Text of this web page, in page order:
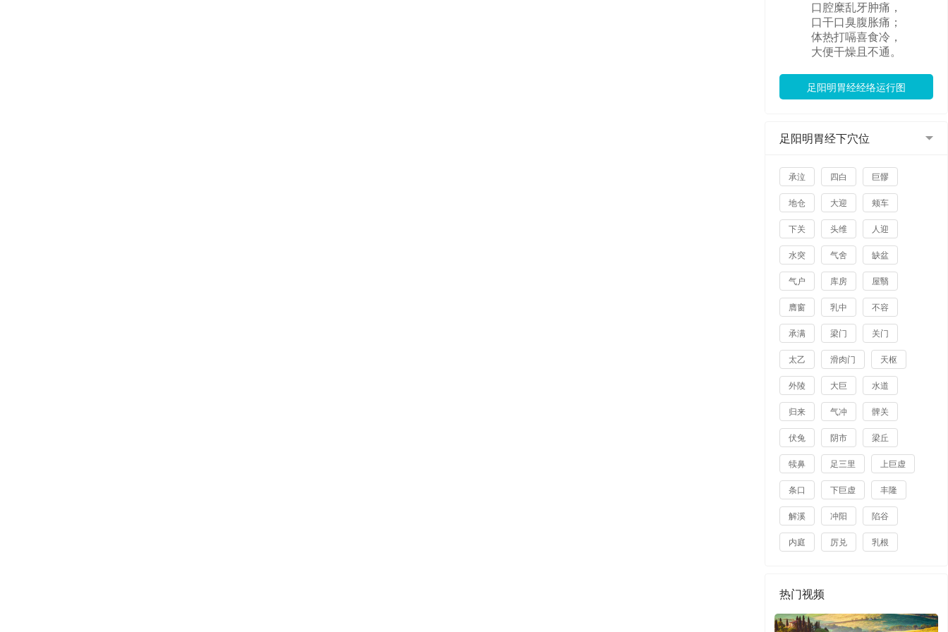
口腔糜乱牙肿痛，
口干口臭腹胀痛；
体热打嗝喜食冷，
大便干燥且不通。
足阳明胃经下穴位
承泣 四白 巨髎
地仓 大迎 颊车
下关 头维 人迎
水突 气舍 缺盆
气户 库房 屋翳
膺窗 乳中 不容
承满 梁门 关门
太乙 滑肉门 天枢
外陵 大巨 水道
归来 气冲 髀关
伏兔 阴市 梁丘
犊鼻 足三里 上巨虚
条口 下巨虚 丰隆
解溪 冲阳 陷谷
内庭 厉兑 乳根
热门视频